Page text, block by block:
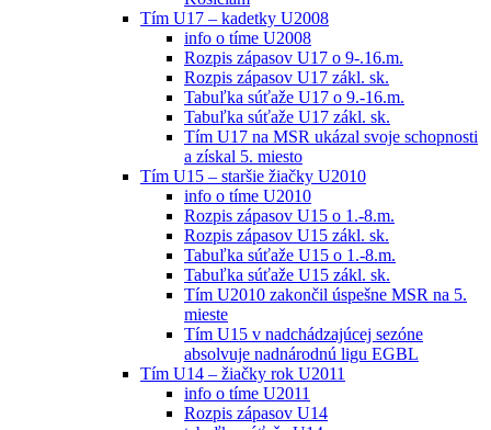
Tím U17 – kadetky U2008
info o tíme U2008
Rozpis zápasov U17 o 9-.16.m.
Rozpis zápasov U17 zákl. sk.
Tabuľka súťaže U17 o 9.-16.m.
Tabuľka súťaže U17 zákl. sk.
Tím U17 na MSR ukázal svoje schopnosti
a získal 5. miesto
Tím U15 – staršie žiačky U2010
info o tíme U2010
Rozpis zápasov U15 o 1.-8.m.
Rozpis zápasov U15 zákl. sk.
Tabuľka súťaže U15 o 1.-8.m.
Tabuľka súťaže U15 zákl. sk.
Tím U2010 zakončil úspešne MSR na 5.
mieste
Tím U15 v nadchádzajúcej sezóne
absolvuje nadnárodnú ligu EGBL
Tím U14 – žiačky rok U2011
info o tíme U2011
Rozpis zápasov U14